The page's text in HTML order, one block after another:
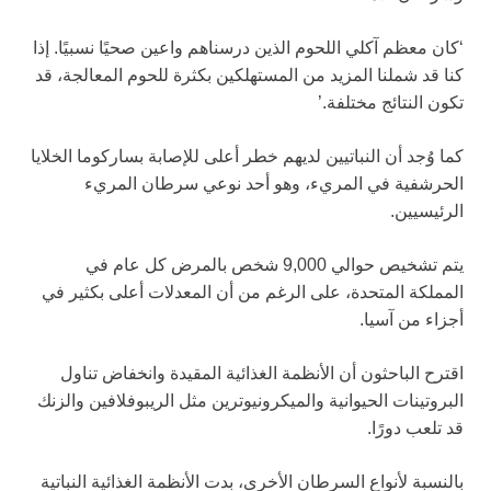
‘كان معظم آكلي اللحوم الذين درسناهم واعين صحيًا نسبيًا. إذا
كنا قد شملنا المزيد من المستهلكين بكثرة للحوم المعالجة، قد
تكون النتائج مختلفة.’
كما وُجد أن النباتيين لديهم خطر أعلى للإصابة بساركوما الخلايا
الحرشفية في المريء، وهو أحد نوعي سرطان المريء
الرئيسيين.
يتم تشخيص حوالي 9,000 شخص بالمرض كل عام في
المملكة المتحدة، على الرغم من أن المعدلات أعلى بكثير في
أجزاء من آسيا.
اقترح الباحثون أن الأنظمة الغذائية المقيدة وانخفاض تناول
البروتينات الحيوانية والميكرونيوترين مثل الريبوفلافين والزنك
قد تلعب دورًا.
بالنسبة لأنواع السرطان الأخرى، بدت الأنظمة الغذائية النباتية